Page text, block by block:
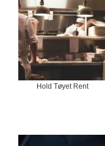
Hold Tøyet Rent